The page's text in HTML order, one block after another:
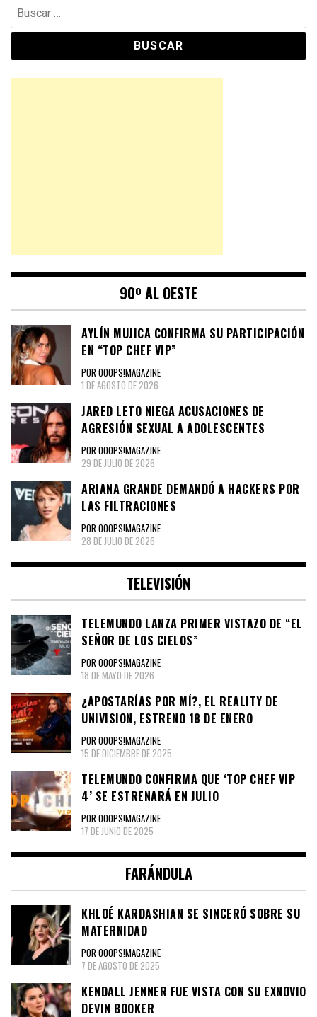
Buscar:
90º AL OESTE
AYLÍN MUJICA CONFIRMA SU PARTICIPACIÓN
EN “TOP CHEF VIP”
POR OOOPS!MAGAZINE
1 DE AGOSTO DE 2026
JARED LETO NIEGA ACUSACIONES DE
AGRESIÓN SEXUAL A ADOLESCENTES
POR OOOPS!MAGAZINE
29 DE JULIO DE 2026
ARIANA GRANDE DEMANDÓ A HACKERS POR
LAS FILTRACIONES
POR OOOPS!MAGAZINE
28 DE JULIO DE 2026
TELEVISIÓN
TELEMUNDO LANZA PRIMER VISTAZO DE “EL
SEÑOR DE LOS CIELOS”
POR OOOPS!MAGAZINE
18 DE MAYO DE 2026
¿APOSTARÍAS POR MÍ?, EL REALITY DE
UNIVISION, ESTRENO 18 DE ENERO
POR OOOPS!MAGAZINE
15 DE DICIEMBRE DE 2025
TELEMUNDO CONFIRMA QUE ‘TOP CHEF VIP
4’ SE ESTRENARÁ EN JULIO
POR OOOPS!MAGAZINE
17 DE JUNIO DE 2025
FARÁNDULA
KHLOÉ KARDASHIAN SE SINCERÓ SOBRE SU
MATERNIDAD
POR OOOPS!MAGAZINE
7 DE AGOSTO DE 2025
KENDALL JENNER FUE VISTA CON SU EXNOVIO
DEVIN BOOKER